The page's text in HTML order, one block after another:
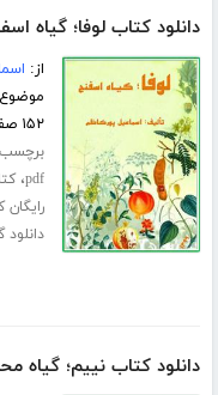
دانلود کتاب لوفا؛ گیاه
از:
۱۵۲ صفحه
pdf،
دانلود کتاب نییم؛ گیاه